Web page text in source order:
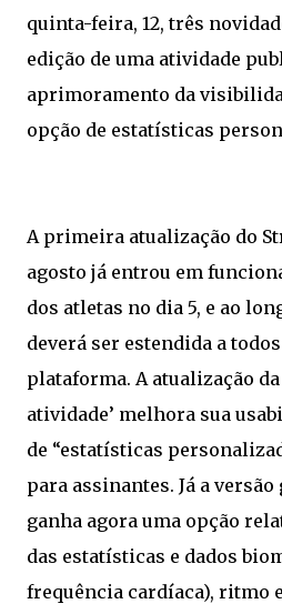
quinta-feira, 12, três
edição de uma atividade
aprimoramento da
opção de estatísticas
A primeira atualização do
agosto já entrou em
dos atletas no dia 5, e ao
deverá ser estendida a
plataforma. A atualização
atividade’ melhora sua
de “estatísticas
para assinantes. Já a
ganha agora uma opção
das estatísticas e dados
frequência cardíaca), ritmo